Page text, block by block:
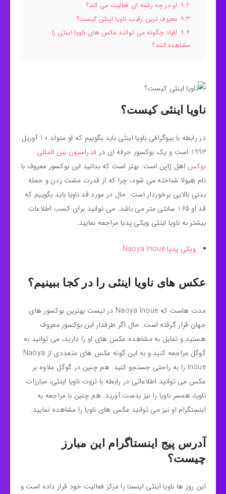
9.2 او در چه رشته ای فعالیت می کند؟
9.3 معروف ترین رقیب ناویا اینئی کیست؟
9.4 افراد چگونه می توانند عکس های ناویا اینئی را
مشاهده کنند؟
ناویا اینئی کیست؟
در رابطه با بیوگرافی ناویا اینئی باید بگوییم که او متولد 10 آوریل
1993 است و یک بوکسور حرفه‌ ای در
فدراسیون بین المللی
بوکس اهل ژاپن است. بهتر است که بدانید این بوکسور معروف با
نام هیولا شناخته می شود، چرا که از قدرت مشت زدن و حمله
بدنی بالایی برخوردار است. حال در مورد قد ناویا باید بگوییم که
قد او 165 سانتی متر می باشد. می توانید برای کسب اطلاعات
بیشتر به ناویا اینئی ویکی پدیا مراجعه نمایید.
ویکی پدیا Naoya Inoue
عکس های ناویا اینئی را در کجا ببینیم؟
مدت هاست که Naoya Inoue در لیست بهترین بوکسور های
جهان قرار گرفته است. حال اگر طرفدار این بوکسور معروف
هستید و تمایل به مشاهده عکس های او را دارید، می توانید به
گوگل مراجعه کنید و به این گونه عکس‌ های متعددی از Naoya
Inoue را به راحتی جستجو کنید. هم چنین در گوگل علاوه بر
عکس می توانید اطلاعاتی در رابطه با ثروت ناویا اینئی، مبارزات
ناویا، همسر ناویا را نیز بدست آورید. هم چنین با مراجعه به
اینستگرام او نیز می توانید عکس های ناویا را مشاهده نمایید.
آدرس پیج اینستاگرام این مبارز
چیست؟
این روز ها ناویا اینئی اینستا را مرکز فعالیت خود قرار داده است و